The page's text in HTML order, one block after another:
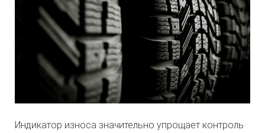
Индикатор износа значительно упрощает контроль